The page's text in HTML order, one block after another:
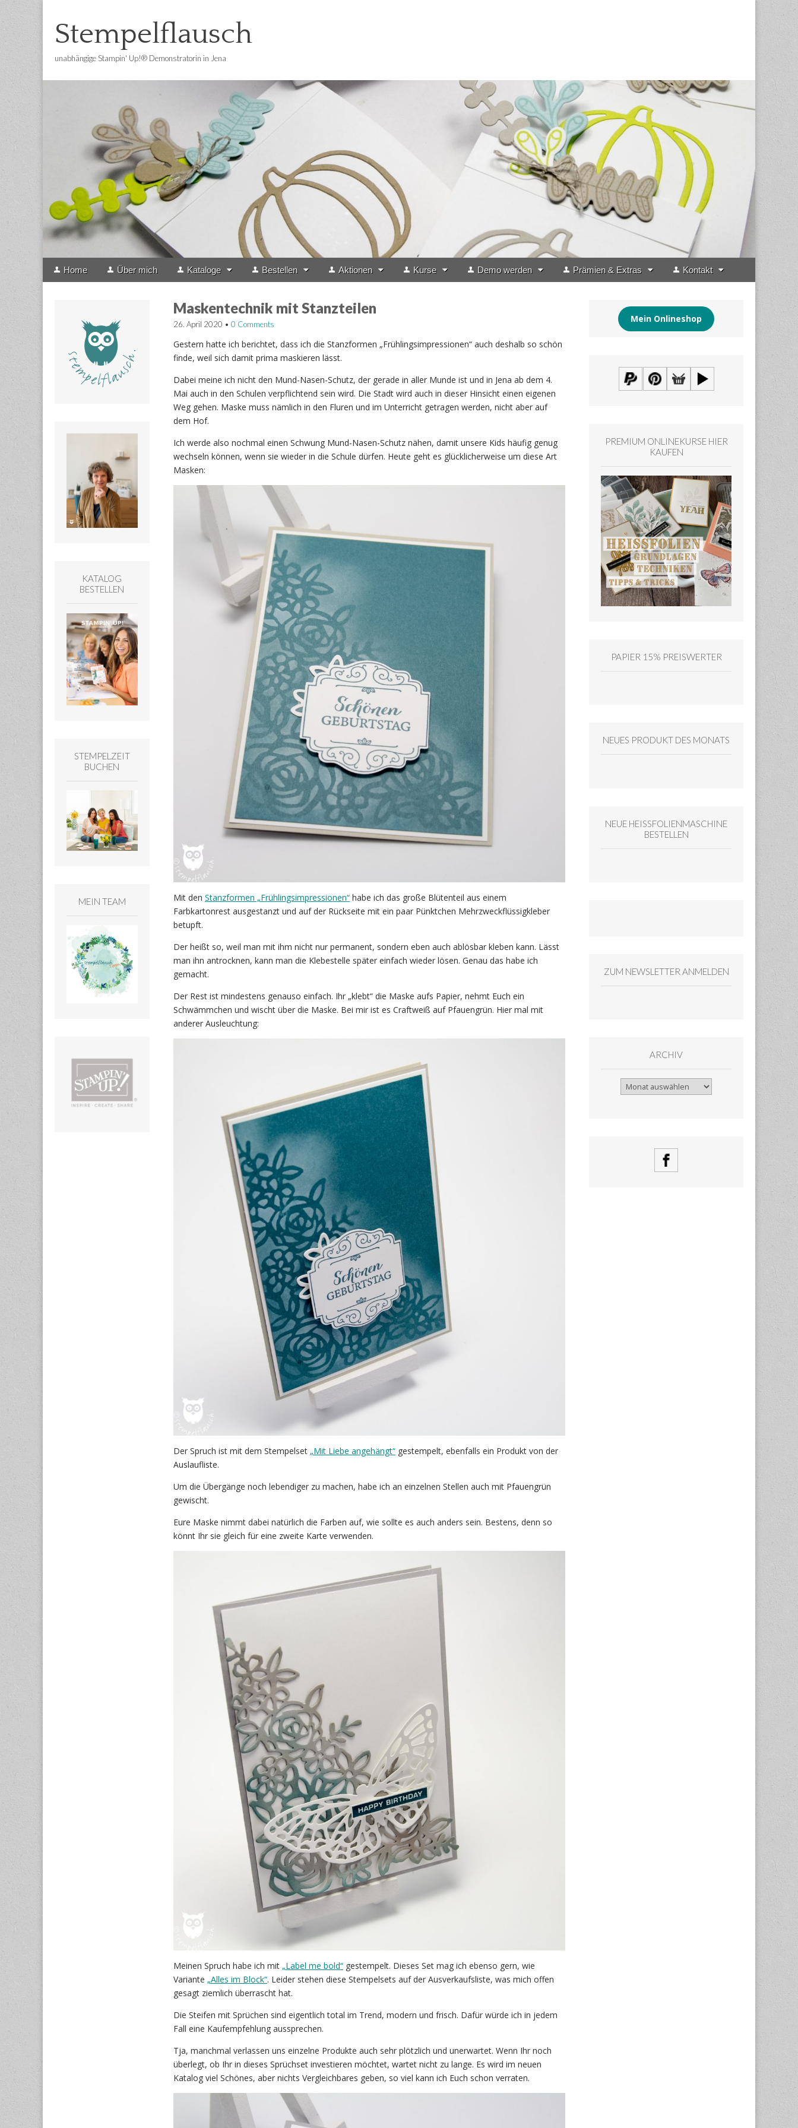
Stempelflausch
unabhängige Stampin' Up!® Demonstratorin in Jena
Main
Skip
Home Über mich Kataloge Bestellen Aktionen Kurse Demo werden Prämien & Extras Kontakt
Maskentechnik mit Stanzteilen
26. April 2020 • 0 Comments
Gestern hatte ich berichtet, dass ich die Stanzformen „Frühlingsimpressionen“ auch deshalb so schön
finde, weil sich damit prima maskieren lässt.
Dabei meine ich nicht den Mund-Nasen-Schutz, der gerade in aller Munde ist und in Jena ab dem 4.
Mai auch in den Schulen verpflichtend sein wird. Die Stadt wird auch in dieser Hinsicht einen eigenen
Weg gehen. Maske muss nämlich in den Fluren und im Unterricht getragen werden, nicht aber auf
dem Hof.
Ich werde also nochmal einen Schwung Mund-Nasen-Schutz nähen, damit unsere Kids häufig genug
wechseln können, wenn sie wieder in die Schule dürfen. Heute geht es glücklicherweise um diese Art
Masken:
Mit den Stanzformen „Frühlingsimpressionen“habe ich das große Blütenteil aus einem
Farbkartonrest ausgestanzt und auf der Rückseite mit ein paar Pünktchen Mehrzweckflüssigkleber
betupft.
Der heißt so, weil man mit ihm nicht nur permanent, sondern eben auch ablösbar kleben kann. Lässt
man ihn antrocknen, kann man die Klebestelle später einfach wieder lösen. Genau das habe ich
gemacht.
Der Rest ist mindestens genauso einfach. Ihr „klebt“ die Maske aufs Papier, nehmt Euch ein
Schwämmchen und wischt über die Maske. Bei mir ist es Craftweiß auf Pfauengrün. Hier mal mit
anderer Ausleuchtung:
Der Spruch ist mit dem Stempelset „Mit Liebe angehängt“gestempelt, ebenfalls ein Produkt von der
Auslaufliste.
Um die Übergänge noch lebendiger zu machen, habe ich an einzelnen Stellen auch mit Pfauengrün
gewischt.
Eure Maske nimmt dabei natürlich die Farben auf, wie sollte es auch anders sein. Bestens, denn so
könnt Ihr sie gleich für eine zweite Karte verwenden.
Meinen Spruch habe ich mit „Label me bold“gestempelt. Dieses Set mag ich ebenso gern, wie
Variante „Alles im Block“. Leider stehen diese Stempelsets auf der Ausverkaufsliste, was mich offen
gesagt ziemlich überrascht hat.
Die Steifen mit Sprüchen sind eigentlich total im Trend, modern und frisch. Dafür würde ich in jedem
Fall eine Kaufempfehlung aussprechen.
Tja, manchmal verlassen uns einzelne Produkte auch sehr plötzlich und unerwartet. Wenn Ihr noch
überlegt, ob Ihr in dieses Sprüchset investieren möchtet, wartet nicht zu lange. Es wird im neuen
Katalog viel Schönes, aber nichts Vergleichbares geben, so viel kann ich Euch schon verraten.
KATALOG
BESTELLEN
STEMPELZEIT
BUCHEN
MEIN TEAM
Mein Onlineshop
PREMIUM ONLINEKURSE HIER
KAUFEN
PAPIER 15% PREISWERTER
NEUES PRODUKT DES MONATS
NEUE HEISSFOLIENMASCHINE
BESTELLEN
ZUM NEWSLETTER ANMELDEN
ARCHIV
Archiv